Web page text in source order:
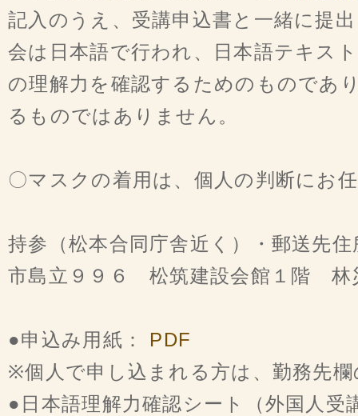
記入のうえ、受講申込書と一緒に提
会は日本語で行われ、日本語テキス
の理解力を確認するためのものであ
るものではありません。
〇マスクの着用は、個人の判断にお
持参（松本合同庁舎近く）・郵送先
市島立９９６ 松筑建設会館１階
●申込み用紙： PDF
※個人で申し込まれる方は、勤務先
●日本語理解力確認シート（外国人受